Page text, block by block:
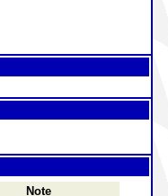
Note